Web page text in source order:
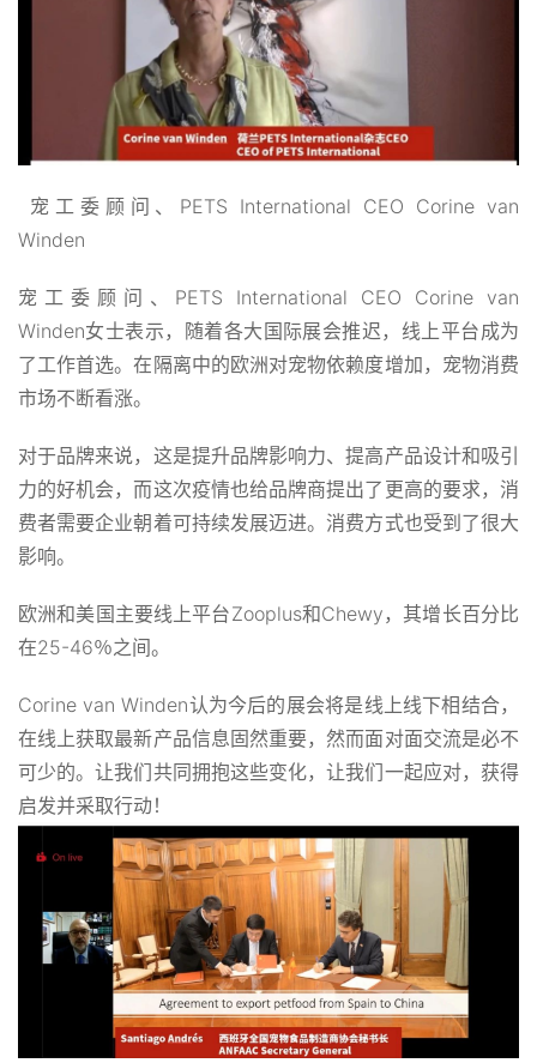
宠工委顾问、PETS International CEO Corine van
Winden
宠工委顾问、PETS International CEO Corine van
Winden女士表示，随着各大国际展会推迟，线上平台成为
了工作首选。在隔离中的欧洲对宠物依赖度增加，宠物消费
市场不断看涨。
对于品牌来说，这是提升品牌影响力、提高产品设计和吸引
力的好机会，而这次疫情也给品牌商提出了更高的要求，消
费者需要企业朝着可持续发展迈进。消费方式也受到了很大
影响。
欧洲和美国主要线上平台Zooplus和Chewy，其增长百分比
在25-46％之间。
Corine van Winden认为今后的展会将是线上线下相结合，
在线上获取最新产品信息固然重要，然而面对面交流是必不
可少的。让我们共同拥抱这些变化，让我们一起应对，获得
启发并采取行动！